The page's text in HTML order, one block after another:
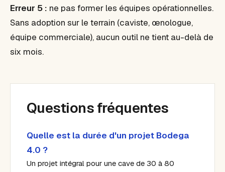
Erreur 5 : ne pas former les équipes opérationnelles.
Sans adoption sur le terrain (caviste, œnologue,
équipe commerciale), aucun outil ne tient au-delà de
six mois.
Questions fréquentes
Quelle est la durée d'un projet Bodega
4.0 ?
Un projet intégral pour une cave de 30 à 80